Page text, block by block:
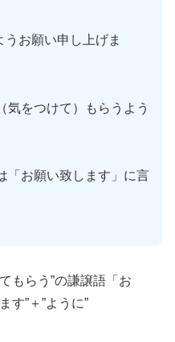
お願い申し上げま
気をつけて）もらうよう
「お願い致します」に言
もらう”の謙譲語「お
す”＋”ように”